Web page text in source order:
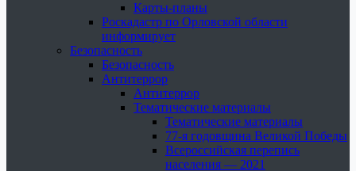
Карты-планы
Роскадастр по Орловской области
информирует
Безопасность
Безопасность
Антитеррор
Антитеррор
Тематические материалы
Тематические материалы
77-я годовщина Великой Победы
Всероссийская перепись
населения — 2021